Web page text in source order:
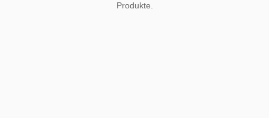
Produkte.